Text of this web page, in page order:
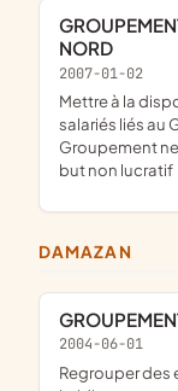
GROUPEMENT D'EMPLOYEURS DE VILLENEUVE
NORD
2007-01-02
Mettre à la disposition de ces membres un ou plusieurs
salariés liés au
Groupement
but non lucratif
DAMAZAN
2004-06-01
Regrouper des entreprises quelle que soit leur forme